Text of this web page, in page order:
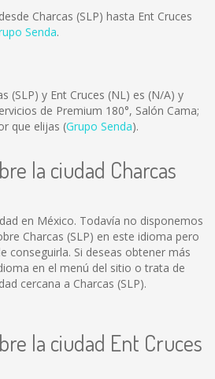
Charcas (SLP) hasta Ent Cruces
Senda.
(SLP) y Ent Cruces (NL) es (N/A) y
de Premium 180°, Salón Cama;
que elijas (Grupo Senda).
la ciudad Charcas
en México. Todavía no disponemos
Charcas (SLP) en este idioma pero
conseguirla. Si deseas obtener más
en el menú del sitio o trata de
cercana a Charcas (SLP).
la ciudad Ent Cruces